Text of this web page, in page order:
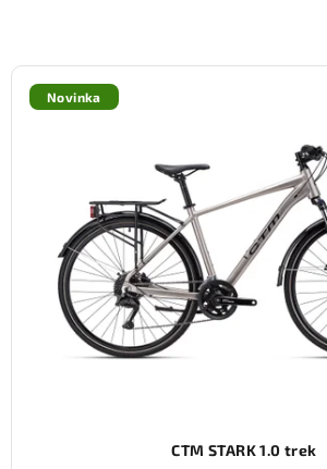
Novinka
CTM STARK 1.0 trek